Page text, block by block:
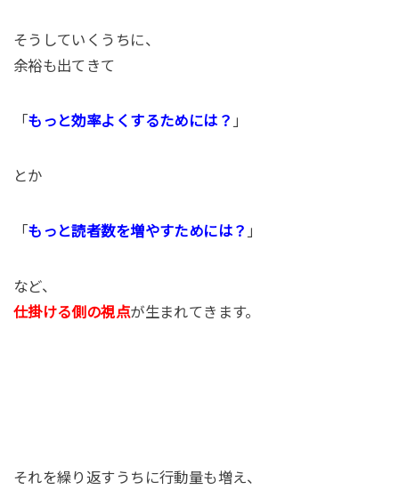
そうしていくうちに、
余裕も出てきて
「もっと効率よくするためには？ 」
とか
「もっと読者数を増やすためには？ 」
など、
仕掛ける側の視点が生まれてきます。
それを繰り返すうちに行動量も増え、